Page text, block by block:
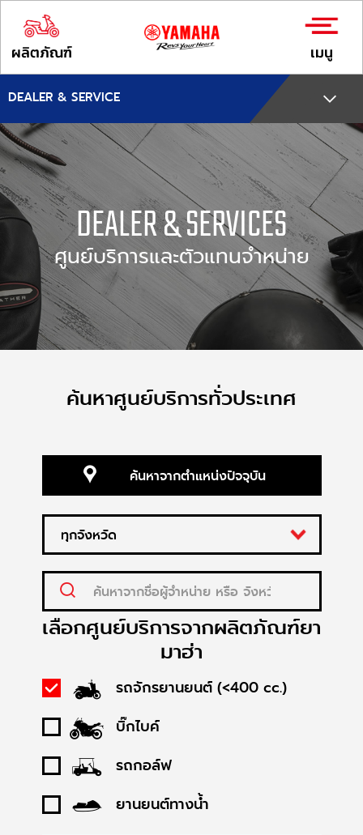
ผลิตภัณฑ์ เมนู
DEALER & SERVICE
DEALER & SERVICES
ศูนย์บริการและตัวแทนจำหน่าย
ค้นหาศูนย์บริการทั่วประเทศ
ค้นหาจากตำแหน่งปัจจุบัน
เลือกศูนย์บริการจากผลิตภัณฑ์ยา
มาฮ่า
รถจักรยานยนต์ (<400 cc.)
บิ๊กไบค์
รถกอล์ฟ
ยานยนต์ทางน้ำ